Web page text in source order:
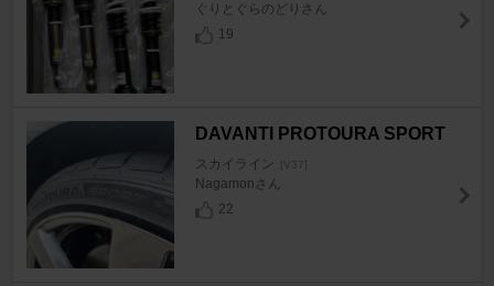
ぐりとぐらのどりさん
19
DAVANTI PROTOURA SPORT
スカイライン [V37]
Nagamonさん
22